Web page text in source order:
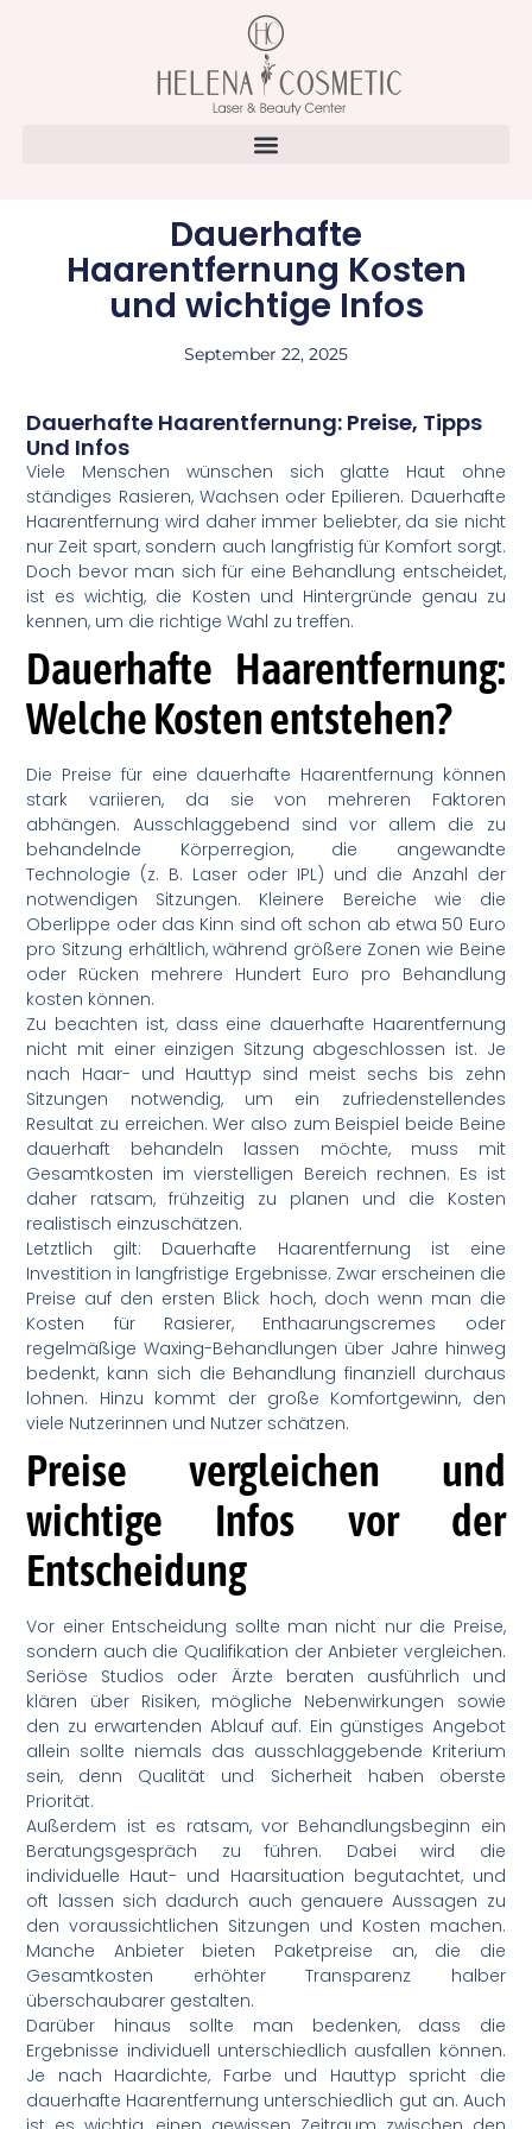
Dauerhafte
Haarentfernung Kosten
und wichtige Infos
September 22, 2025
Dauerhafte Haarentfernung: Preise, Tipps
Und Infos
Viele Menschen wünschen sich glatte Haut ohne
ständiges Rasieren, Wachsen oder Epilieren. Dauerhafte
Haarentfernung wird daher immer beliebter, da sie nicht
nur Zeit spart, sondern auch langfristig für Komfort sorgt.
Doch bevor man sich für eine Behandlung entscheidet,
ist es wichtig, die Kosten und Hintergründe genau zu
kennen, um die richtige Wahl zu treffen.
Dauerhafte Haarentfernung:
Welche Kosten entstehen?
Die Preise für eine dauerhafte Haarentfernung können
stark variieren, da sie von mehreren Faktoren
abhängen. Ausschlaggebend sind vor allem die zu
behandelnde Körperregion, die angewandte
Technologie (z. B. Laser oder IPL) und die Anzahl der
notwendigen Sitzungen. Kleinere Bereiche wie die
Oberlippe oder das Kinn sind oft schon ab etwa 50 Euro
pro Sitzung erhältlich, während größere Zonen wie Beine
oder Rücken mehrere Hundert Euro pro Behandlung
kosten können.
Zu beachten ist, dass eine dauerhafte Haarentfernung
nicht mit einer einzigen Sitzung abgeschlossen ist. Je
nach Haar- und Hauttyp sind meist sechs bis zehn
Sitzungen notwendig, um ein zufriedenstellendes
Resultat zu erreichen. Wer also zum Beispiel beide Beine
dauerhaft behandeln lassen möchte, muss mit
Gesamtkosten im vierstelligen Bereich rechnen. Es ist
daher ratsam, frühzeitig zu planen und die Kosten
realistisch einzuschätzen.
Letztlich gilt: Dauerhafte Haarentfernung ist eine
Investition in langfristige Ergebnisse. Zwar erscheinen die
Preise auf den ersten Blick hoch, doch wenn man die
Kosten für Rasierer, Enthaarungscremes oder
regelmäßige Waxing-Behandlungen über Jahre hinweg
bedenkt, kann sich die Behandlung finanziell durchaus
lohnen. Hinzu kommt der große Komfortgewinn, den
viele Nutzerinnen und Nutzer schätzen.
Preise vergleichen und
wichtige Infos vor der
Entscheidung
Vor einer Entscheidung sollte man nicht nur die Preise,
sondern auch die Qualifikation der Anbieter vergleichen.
Seriöse Studios oder Ärzte beraten ausführlich und
klären über Risiken, mögliche Nebenwirkungen sowie
den zu erwartenden Ablauf auf. Ein günstiges Angebot
allein sollte niemals das ausschlaggebende Kriterium
sein, denn Qualität und Sicherheit haben oberste
Priorität.
Außerdem ist es ratsam, vor Behandlungsbeginn ein
Beratungsgespräch zu führen. Dabei wird die
individuelle Haut- und Haarsituation begutachtet, und
oft lassen sich dadurch auch genauere Aussagen zu
den voraussichtlichen Sitzungen und Kosten machen.
Manche Anbieter bieten Paketpreise an, die die
Gesamtkosten erhöhter Transparenz halber
überschaubarer gestalten.
Darüber hinaus sollte man bedenken, dass die
Ergebnisse individuell unterschiedlich ausfallen können.
Je nach Haardichte, Farbe und Hauttyp spricht die
dauerhafte Haarentfernung unterschiedlich gut an. Auch